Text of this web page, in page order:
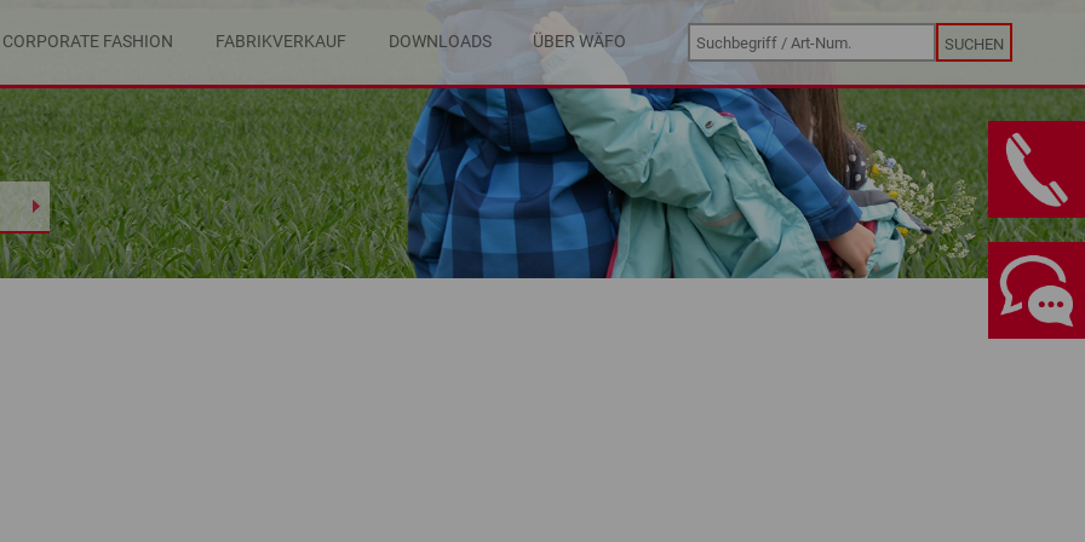
CORPORATE FASHION FABRIKVERKAUF DOWNLOADS ÜBER WÄFO